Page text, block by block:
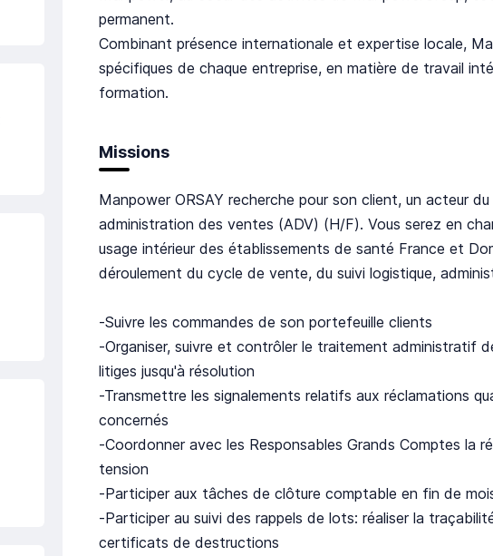
permanent.
Combinant présence internationale et expertise locale,
spécifiques de chaque entreprise, en matière de travail
formation.
Missions
Manpower ORSAY recherche pour son client, un acteur
administration des ventes (ADV) (H/F). Vous serez en
usage intérieur des établissements de santé France et
déroulement du cycle de vente, du suivi logistique,
-Suivre les commandes de son portefeuille clients
-Organiser, suivre et contrôler le traitement administratif
litiges jusqu'à résolution
-Transmettre les signalements relatifs aux réclamations
concernés
-Coordonner avec les Responsables Grands Comptes la
tension
-Participer aux tâches de clôture comptable en fin de
-Participer au suivi des rappels de lots: réaliser la
certificats de destructions